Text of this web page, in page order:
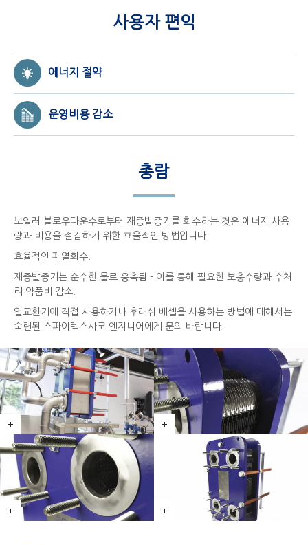
사용자 편익
에너지 절약
운영비용 감소
총람
보일러 블로우다운수로부터 재증발증기를 회수하는 것은 에너지 사용
량과 비용을 절감하기 위한 효율적인 방법입니다.
효율적인 폐열회수.
재증발증기는 순수한 물로 응축됨 - 이를 통해 필요한 보충수량과 수처
리 약품비 감소.
열교환기에 직접 사용하거나 후래쉬 베셀을 사용하는 방법에 대해서는
숙련된 스파이렉스사코 엔지니어에게 문의 바랍니다.